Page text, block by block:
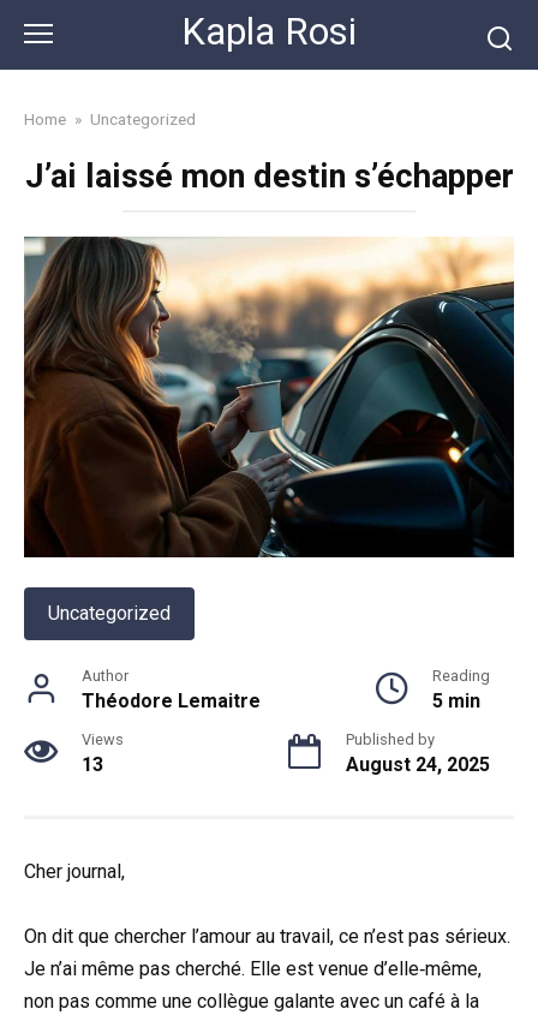
content
Kapla Rosi
Home » Uncategorized
J’ai laissé mon destin s’échapper
Uncategorized
Author
Théodore Lemaitre
Reading
5 min
Views
13
Published by
August 24, 2025
Cher journal,
On dit que chercher l’amour au travail, ce n’est pas sérieux.
Je n’ai même pas cherché. Elle est venue d’elle‑même,
non pas comme une collègue galante avec un café à la